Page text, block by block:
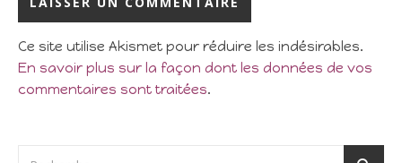
Ce site utilise Akismet pour réduire les indésirables.
En savoir plus sur la façon dont les données de vos
commentaires sont traitées.